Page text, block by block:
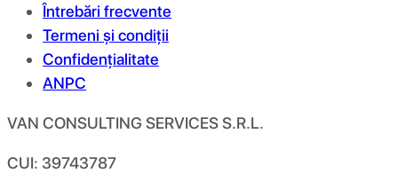
Întrebări frecvente
Termeni și condiții
Confidențialitate
ANPC
VAN CONSULTING SERVICES S.R.L.
CUI: 39743787